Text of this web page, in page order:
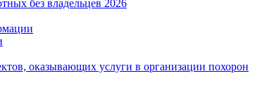
без владельцев 2026
оказывающих услуги в организации похорон